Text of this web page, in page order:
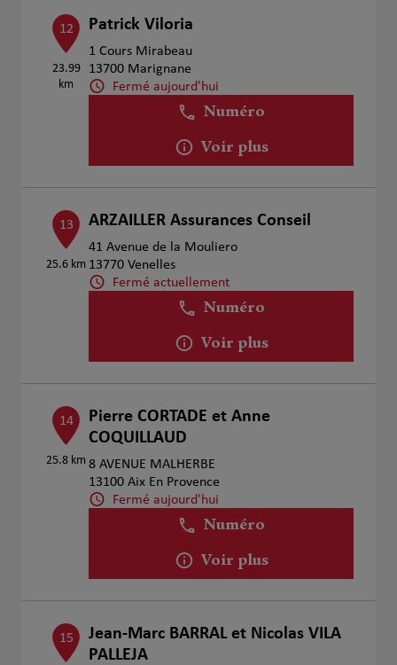
12
23.99
km
Patrick Viloria
1 Cours Mirabeau
13700 Marignane
Fermé aujourd'hui
Numéro
Voir plus
13
25.6 km
ARZAILLER Assurances Conseil
41 Avenue de la Mouliero
13770 Venelles
Fermé actuellement
Numéro
Voir plus
14
25.8 km
Pierre CORTADE et Anne
COQUILLAUD
8 AVENUE MALHERBE
13100 Aix En Provence
Fermé aujourd'hui
Numéro
Voir plus
15
Jean-Marc BARRAL et Nicolas VILA
PALLEJA